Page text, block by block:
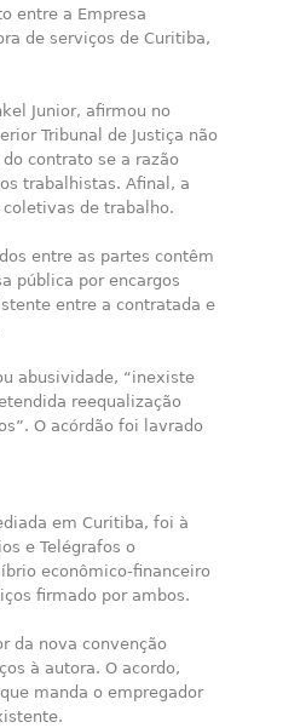
entre a Empresa
de serviços de Curitiba,
Junior, afirmou no
Tribunal de Justiça não
contrato se a razão
trabalhistas. Afinal, a
de trabalho.
entre as partes contêm
pública por encargos
entre a contratada e
abusividade, “inexiste
reequalização
O acórdão foi lavrado
em Curitiba, foi à
e Telégrafos o
econômico-financeiro
firmado por ambos.
da nova convenção
à autora. O acordo,
manda o empregador